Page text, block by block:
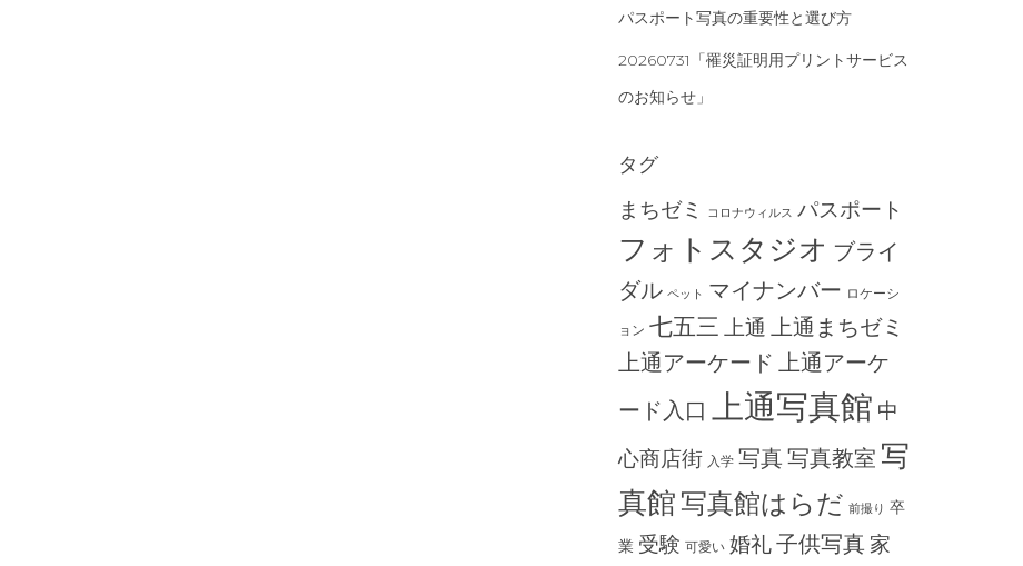
パスポート写真の重要性と選び方
20260731「罹災証明用プリントサービス
のお知らせ」
タグ
まちゼミ コロナウィルス パスポート
フォトスタジオ ブライ
ダル ペット マイナンバー ロケーシ
ョン 七五三 上通 上通まちゼミ
上通アーケード 上通アーケ
ード入口 上通写真館 中
心商店街 入学 写真写真教室 写
真館 写真館はらだ 前撮り 卒
業 受験 可愛い 婚礼子供写真 家